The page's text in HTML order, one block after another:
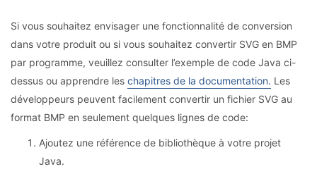
Si vous souhaitez envisager une fonctionnalité de conversion
dans votre produit ou si vous souhaitez convertir SVG en BMP
par programme, veuillez consulter l’exemple de code Java ci-
dessus ou apprendre les chapitres de la documentation. Les
développeurs peuvent facilement convertir un fichier SVG au
format BMP en seulement quelques lignes de code:
Ajoutez une référence de bibliothèque à votre projet
Java.